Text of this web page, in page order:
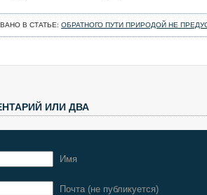
В СТАТЬЕ: ОБРАТНОГО ПУТИ ПРИРОДОЙ НЕ
ИЛИ ДВА
Имя
Почта (не публикуется)